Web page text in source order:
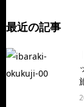
最近の記事